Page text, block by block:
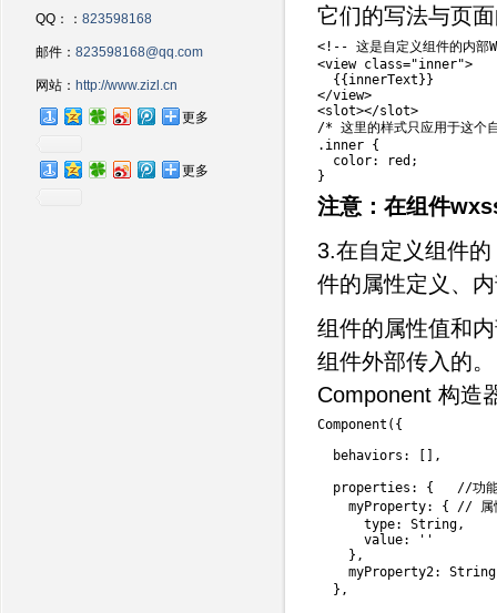
QQ：： 823598168
邮件： 823598168@qq.com
网站： http://www.zizl.cn
更多
更多
它们的写法与页
< ! -- 这是自定义组件的内部
<view class="inner">
{ { innerText } }
</view>
<slot></slot>
/* 这里的样式只应用于这个
. inner {
  color
: red ;
}
注意：在组件
3.在自定义组件
件的属性定义、
组件的属性值和
组件外部传入的。
Component 构造
Component ( {
  behaviors
: ,
  properties
: {
//功
    myProperty
: {
// 属
      type
: String,
      value
:
''
} ,
    myProperty2
:
} ,